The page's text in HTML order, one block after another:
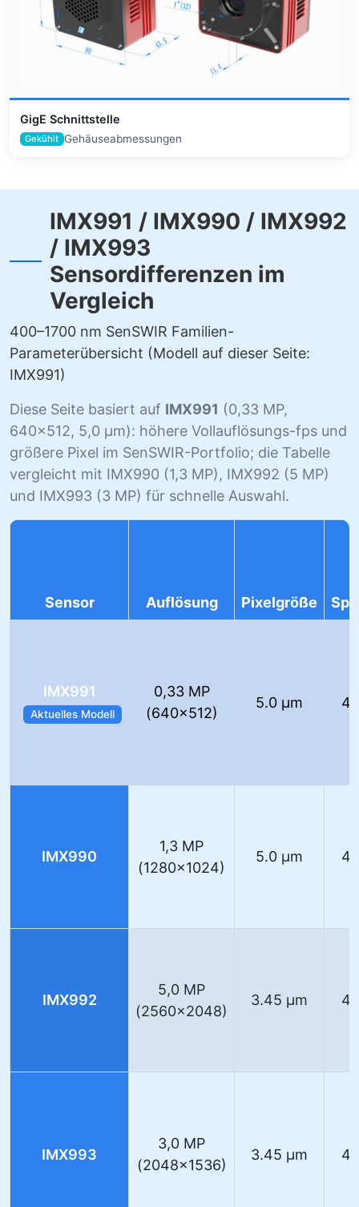
GigE Schnittstelle
Gekühlt Gehäuseabmessungen
IMX991 / IMX990 / IMX992
/ IMX993
Sensordifferenzen im
Vergleich
400–1700 nm SenSWIR Familien-
Parameterübersicht (Modell auf dieser Seite:
IMX991)
Diese Seite basiert auf IMX991 (0,33 MP,
640×512, 5,0 µm): höhere Vollauflösungs-fps und
größere Pixel im SenSWIR-Portfolio; die Tabelle
vergleicht mit IMX990 (1,3 MP), IMX992 (5 MP)
und IMX993 (3 MP) für schnelle Auswahl.
Sensor Auflösung Pixelgröße
IMX991
Aktuelles Modell
0,33 MP
(640×512)
5.0 µm
IMX990
1,3 MP
(1280×1024)
5.0 µm
IMX992
5,0 MP
(2560×2048)
3.45 µm
IMX993
3,0 MP
(2048×1536)
3.45 µm